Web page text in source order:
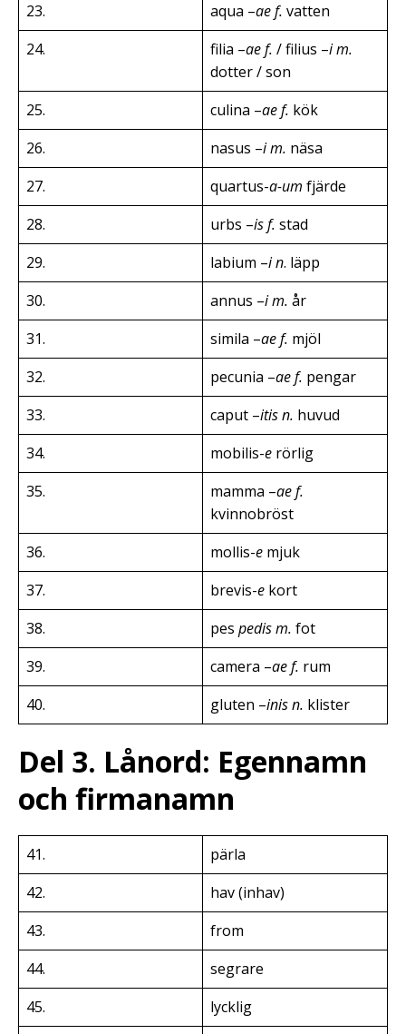
23.
aqua –ae f. vatten
24.
filia –ae f. / filius –i m.
dotter / son
25.
culina –ae f. kök
26.
nasus –i m. näsa
27.
quartus-a-um fjärde
28.
urbs –is f. stad
29.
labium –i n. läpp
30.
annus –i m. år
31.
simila –ae f. mjöl
32.
pecunia –ae f. pengar
33.
caput –itis n. huvud
34.
mobilis-e rörlig
35.
mamma –ae f.
kvinnobröst
36.
mollis-e mjuk
37.
brevis-e kort
38.
pes pedis m. fot
39.
camera –ae f. rum
40.
gluten –inis n. klister
Del 3. Lånord: Egennamn
och firmanamn
41.
pärla
42.
hav (inhav)
43.
from
44.
segrare
45.
lycklig